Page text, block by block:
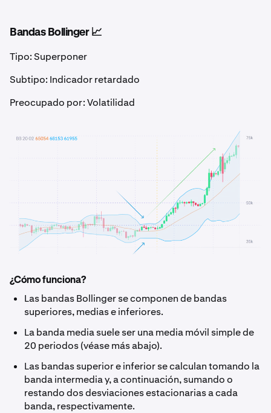
Bandas Bollinger 📈
Tipo: Superponer
Subtipo: Indicador retardado
Preocupado por: Volatilidad
¿Cómo funciona?
Las bandas Bollinger se componen de bandas
superiores, medias e inferiores.
La banda media suele ser una media móvil simple de
20 periodos (véase más abajo).
Las bandas superior e inferior se calculan tomando la
banda intermedia y, a continuación, sumando o
restando dos desviaciones estacionarias a cada
banda, respectivamente.